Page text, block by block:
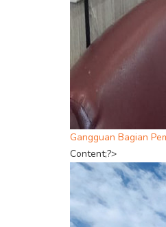
Gangguan Bagian
Content;?>